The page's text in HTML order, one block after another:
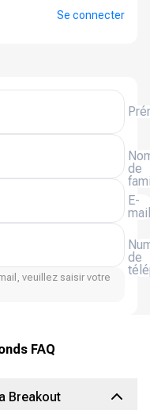
Se connecter
de
E-
mail
de
veuillez saisir votre
FAQ
Breakout